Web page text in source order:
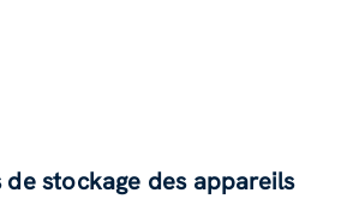
stockage des appareils